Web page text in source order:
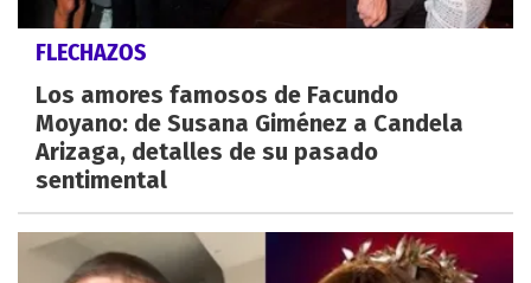
FLECHAZOS
Los amores famosos de Facundo
Moyano: de Susana Giménez a Candela
Arizaga, detalles de su pasado
sentimental